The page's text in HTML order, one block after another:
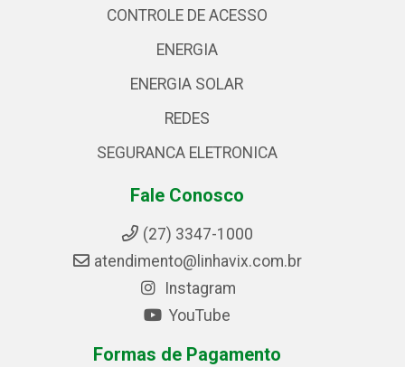
CONTROLE DE ACESSO
ENERGIA
ENERGIA SOLAR
REDES
SEGURANCA ELETRONICA
Fale Conosco
(27) 3347-1000
atendimento@linhavix.com.br
Instagram
YouTube
Formas de Pagamento